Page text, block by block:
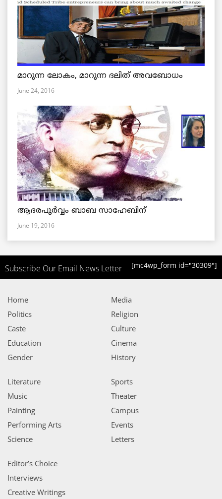
മാറുന്ന ലോകം, മാറുന്ന ദലിത് അവബോധം
June 24, 2016
ആദരപൂര്‍വ്വം ബാബ സാഹേബിന്
June 19, 2016
Subscribe Our Email News Letter [mc4wp_form id="30309"]
Home
Politics
Caste
Education
Gender
Media
Religion
Culture
Cinema
History
Literature
Music
Painting
Performing Arts
Science
Sports
Theater
Campus
Events
Letters
Editor’s Choice
Interviews
Creative Writings